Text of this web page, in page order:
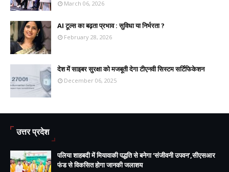
March 06, 2026
AI टूल्स का बढ़ता प्रभाव : सुविधा या निर्भरता ?
February 28, 2026
देश में साइबर सुरक्षा को मजबूती देगा टीएनवी सिस्टम सर्टिफिकेशन
December 06, 2025
उत्तर प्रदेश
पलिया शाहबदी में मियावाकी पद्धति से बनेगा ‘संजीवनी उपवन’,सीएसआर
फंड से विकसित होगा जानकी जलाशय